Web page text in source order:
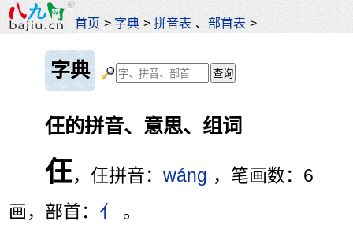
首页 > 字典 >拼音表 、部首表 >
字典
仼的拼音、意思、组词
仼，仼拼音：wáng ，笔画数：6
画，部首： 亻
。